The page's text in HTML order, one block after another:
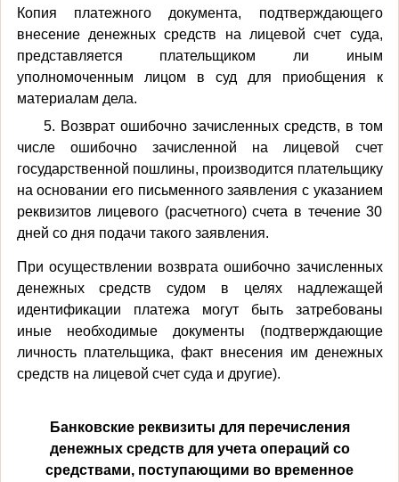
Копия платежного документа, подтверждающего
внесение денежных средств на лицевой счет суда,
представляется плательщиком ли иным
уполномоченным лицом в суд для приобщения к
материалам дела.
5. Возврат ошибочно зачисленных средств, в том
числе ошибочно зачисленной на лицевой счет
государственной пошлины, производится плательщику
на основании его письменного заявления с указанием
реквизитов лицевого (расчетного) счета в течение 30
дней со дня подачи такого заявления.
При осуществлении возврата ошибочно зачисленных
денежных средств судом в целях надлежащей
идентификации платежа могут быть затребованы
иные необходимые документы (подтверждающие
личность плательщика, факт внесения им денежных
средств на лицевой счет суда и другие).
Банковские реквизиты для перечисления
денежных средств для учета операций со
средствами, поступающими во временное